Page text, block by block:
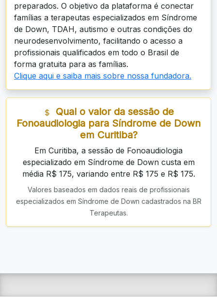
preparados. O objetivo da plataforma é conectar
famílias a terapeutas especializados em Síndrome
de Down, TDAH, autismo e outras condições do
neurodesenvolvimento, facilitando o acesso a
profissionais qualificados em todo o Brasil de
forma gratuita para as famílias.
Clique aqui e saiba mais sobre nossa fundadora.
Qual o valor da sessão de
Fonoaudiologia para Síndrome de Down
em Curitiba?
Em Curitiba, a sessão de Fonoaudiologia
especializado em Síndrome de Down custa em
média R$ 175, variando entre R$ 175 e R$ 175.
Valores baseados em dados reais de profissionais
especializados em Síndrome de Down cadastrados na BR
Terapeutas.